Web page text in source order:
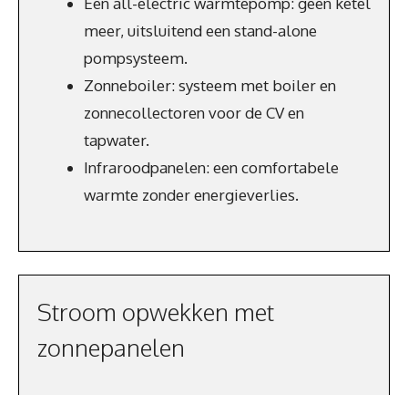
meer, uitsluitend een stand-alone
pompsysteem.
Zonneboiler: systeem met boiler en
zonnecollectoren voor de CV en
tapwater.
Infraroodpanelen: een comfortabele
warmte zonder energieverlies.
Stroom opwekken met
zonnepanelen